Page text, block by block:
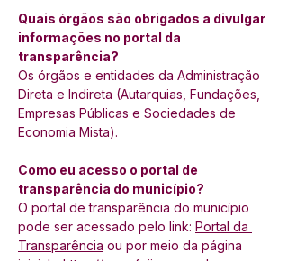
Quais órgãos são obrigados a divulgar
informações no portal da
transparência?
Os órgãos e entidades da Administração
Direta e Indireta (Autarquias, Fundações,
Empresas Públicas e Sociedades de
Economia Mista).
Como eu acesso o portal de
transparência do município?
O portal de transparência do município
pode ser acessado pelo link: Portal da
Transparência ou por meio da página